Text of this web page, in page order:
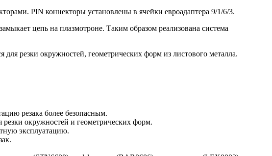
PIN коннекторы установлены в ячейки евроадаптера 9/1/6/3.
цепь на плазмотроне. Таким образом реализована система
резки окружностей, геометрических форм из листового металла.
резака более безопасным.
окружностей и геометрических форм.
эксплуатацию.